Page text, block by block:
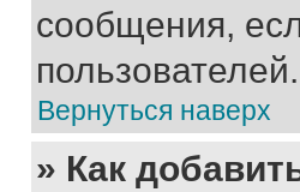
сообщения,
пользователей.
Вернуться наверх
» Как